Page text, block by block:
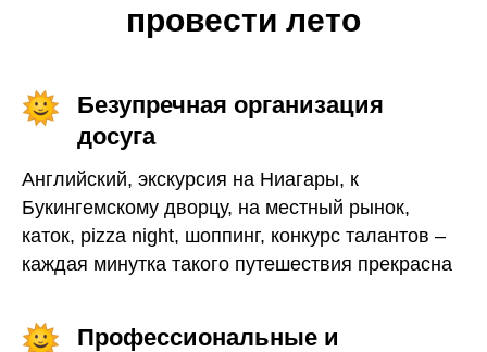
провести лето
Безупречная организация
досуга
Английский, экскурсия на Ниагары, к
Букингемскому дворцу, на местный рынок,
каток, pizza night, шоппинг, конкурс талантов –
каждая минутка такого путешествия прекрасна
Профессиональные и